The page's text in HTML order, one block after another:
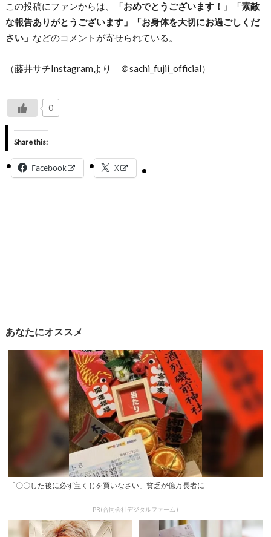
この投稿にファンからは、
「おめでとうございます！」「素敵
な報告ありがとうございます」「お身体を大切にお過ごしくだ
さい」 などのコメントが寄せられている。
（藤井サチInstagramより ＠sachi_fujii_official）
0
Share this:
Facebook X
あなたにオススメ
「〇〇した後に必ず宝くじを買いなさい」貧乏が億万長者に
PR(合同会社デジタルファーム )